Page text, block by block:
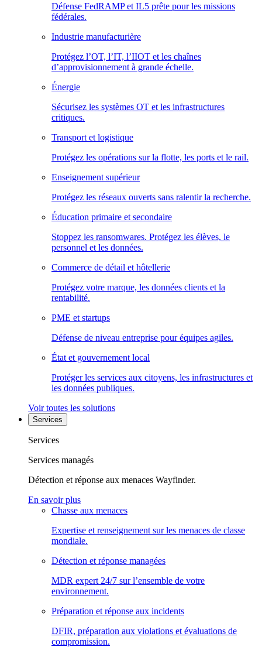
Défense FedRAMP et IL5 prête pour les missions
fédérales.
Industrie manufacturière
Protégez l’OT, l’IT, l’IIOT et les chaînes
d’approvisionnement à grande échelle.
Énergie
Sécurisez les systèmes OT et les infrastructures
critiques.
Transport et logistique
Protégez les opérations sur la flotte, les ports et le rail.
Enseignement supérieur
Protégez les réseaux ouverts sans ralentir la recherche.
Éducation primaire et secondaire
Stoppez les ransomwares. Protégez les élèves, le
personnel et les données.
Commerce de détail et hôtellerie
Protégez votre marque, les données clients et la
rentabilité.
PME et startups
Défense de niveau entreprise pour équipes agiles.
État et gouvernement local
Protéger les services aux citoyens, les infrastructures et
les données publiques.
Voir toutes les solutions
Services
Services
Services managés
Détection et réponse aux menaces Wayfinder.
En savoir plus
Chasse aux menaces
Expertise et renseignement sur les menaces de classe
mondiale.
Détection et réponse managées
MDR expert 24/7 sur l’ensemble de votre
environnement.
Préparation et réponse aux incidents
DFIR, préparation aux violations et évaluations de
compromission.